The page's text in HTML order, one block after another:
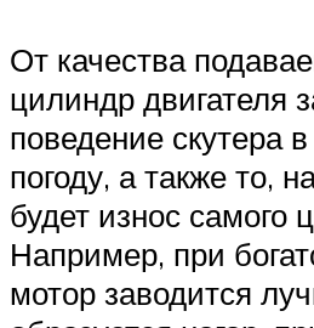
От качества
цилиндр двигателя
поведение скутера
погоду, а также то,
будет износ самого
Например, при
мотор заводится